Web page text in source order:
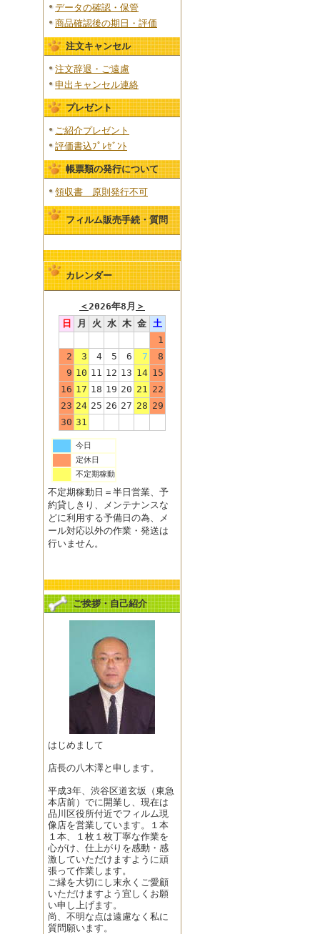
データの確認・保管
商品確認後の期日・評価
注文キャンセル
注文辞退・ご遠慮
申出キャンセル連絡
プレゼント
ご紹介プレゼント
評価書込ﾌﾟﾚｾﾞﾝﾄ
帳票類の発行について
領収書 原則発行不可
フィルム販売手続・質問
カレンダー
＜ 2026年8月 ＞
日
月 火 水 木 金
土
1
2
3 4 5 6 7
8
9 10 11 12 13 14 15
16 17 18 19 20 21
22
23 24 25 26 27 28 29
30 31
今日
定休日
不定期稼動
不定期稼動日＝半日営業、予
約貸しきり、メンテナンスな
どに利用する予備日の為、メ
ール対応以外の作業・発送は
行いません。
ご挨拶・自己紹介
はじめまして
店長の八木澤と申します。
平成3年、渋谷区道玄坂（東急
本店前）でに開業し、現在は
品川区役所付近でフィルム現
像店を営業しています。１本
１本、１枚１枚丁寧な作業を
心がけ、仕上がりを感動・感
激していただけますように頑
張って作業します。
ご縁を大切にし末永くご愛顧
いただけますよう宜しくお願
い申し上げます。
尚、不明な点は遠慮なく私に
質問願います。